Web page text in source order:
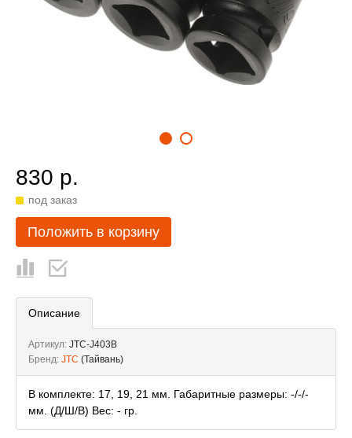
830 р.
под заказ
Положить в корзину
Описание
Артикул: JTC-J403B
Бренд: JTC (Тайвань)
В комплекте: 17, 19, 21 мм. Габаритные размеры: -/-/-
мм. (Д/Ш/В) Вес: - гр.